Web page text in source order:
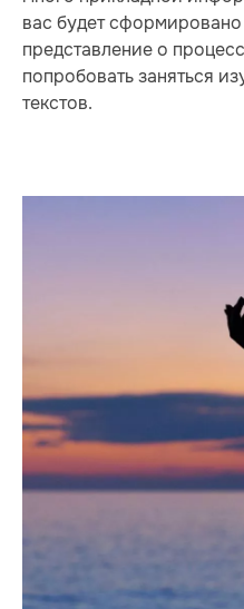
вас будет
представление о
попробовать заняться
текстов.